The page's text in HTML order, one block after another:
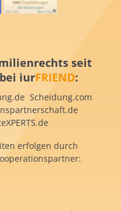
seit
iurFRIEND:
Scheidung.com
erfolgen durch